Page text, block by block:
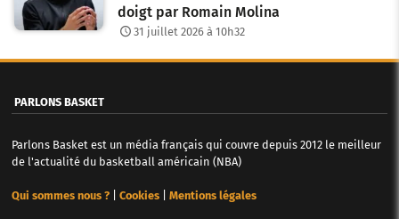
c
s
doigt par Romain Molina
31 juillet 2026 à 10h32
PARLONS BASKET
Parlons Basket est un média français qui couvre depuis 2012 le meilleur
de l'actualité du basketball américain (NBA)
Qui sommes nous ?| Cookies| Mentions légales